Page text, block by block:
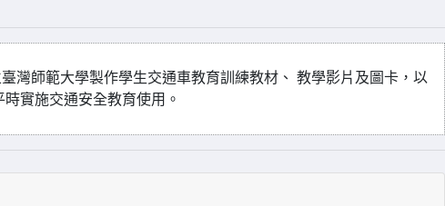
灣師範大學製作學生交通車教育訓練教材、 教學影片及圖卡，以
實施交通安全教育使用。